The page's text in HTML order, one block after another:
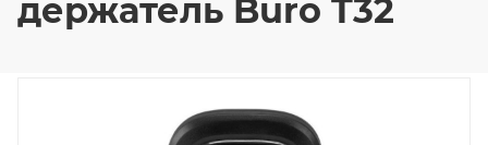
держатель Buro T32